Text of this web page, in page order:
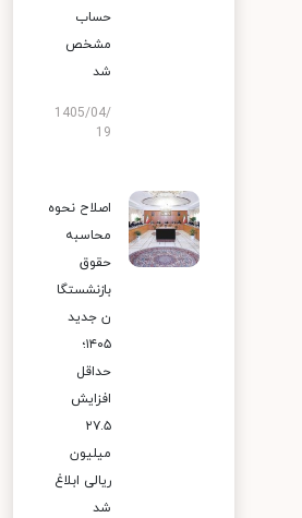
حساب
مشخص
شد
1405/04/
19
اصلاح نحوه
محاسبه
حقوق
بازنشستگا
ن جدید
۱۴۰۵؛
حداقل
افزایش
۲۷.۵
میلیون
ریالی ابلاغ
شد